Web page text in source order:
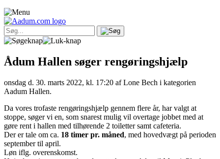
Ådum Hallen søger rengøringshjælp
onsdag d. 30. marts 2022, kl. 17:20 af Lone Bech i kategorien
Aadum Hallen.
Da vores trofaste rengøringshjælp gennem flere år, har valgt at
stoppe, søger vi en, som snarest mulig vil overtage jobbet med at
gøre rent i hallen med tilhørende 2 toiletter samt cafeteria.
Der er tale om ca. 18 timer pr. måned, med hovedvægt på perioden
september til april.
Løn iflg. overenskomst.